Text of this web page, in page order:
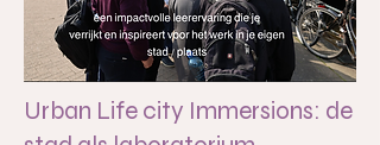
Urban Life city Immersions: de